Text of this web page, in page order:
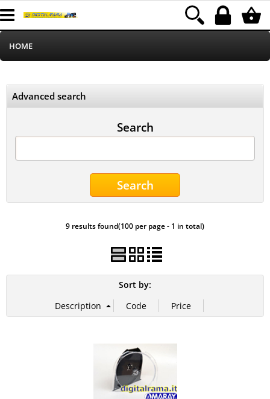
HOME
Telefonia
Stampa
Advanced search
Search
9 results found(100 per page - 1 in total)
Sort by: